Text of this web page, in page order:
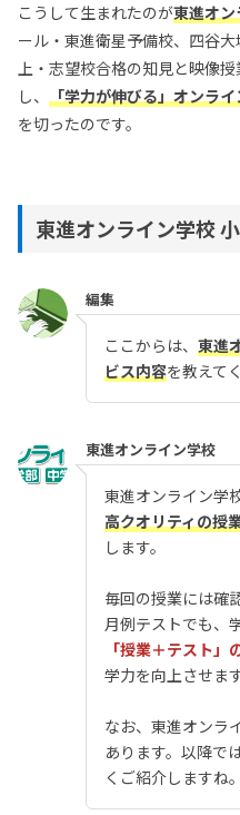
こうして生まれたのが東進オ
ール・東進衛星予備校、四谷
上・志望校合格の知見と映像
し、 「学力が伸びる」オンラ
を切ったのです。
東進オンライン学校
編集
ここからは、 東進
ビス内容を教えて
東進オンライン学校
東進オンライン学
高クオリティの授
します。
毎回の授業には確
月例テストでも、
「授業＋テスト」
学力を向上させます
なお、東進オンラ
あります。以降で
くご紹介しますね。